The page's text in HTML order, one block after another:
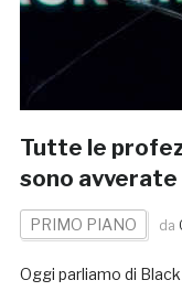
Tutte le
sono avverate
PRIMO PIANO da
Oggi parliamo di